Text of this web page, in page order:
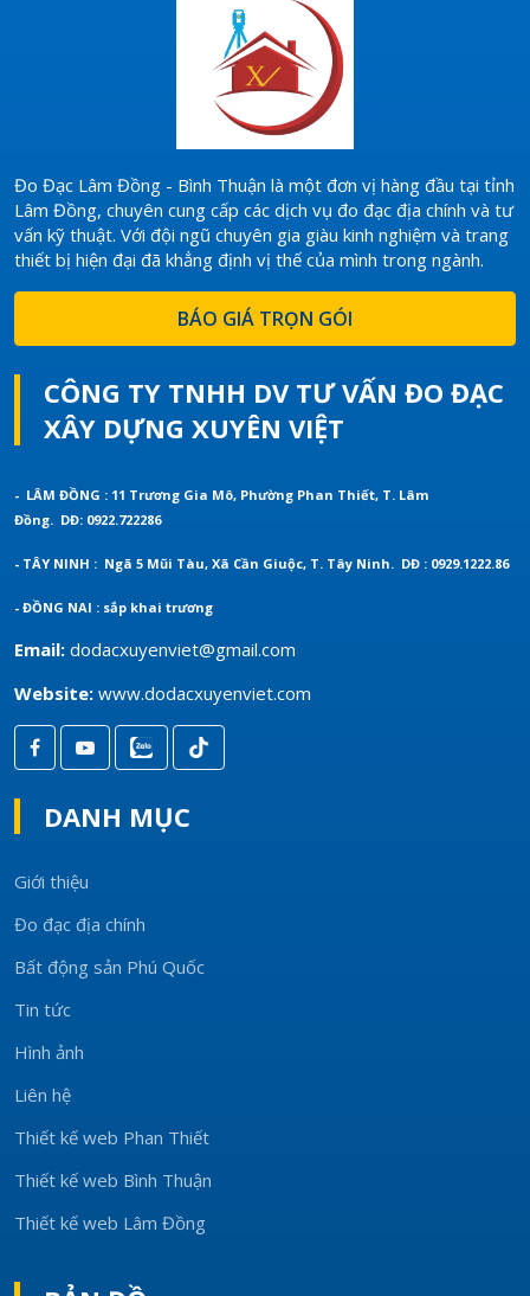
Đo Đạc Lâm Đồng - Bình Thuận là một đơn vị hàng đầu tại tỉnh
Lâm Đồng, chuyên cung cấp các dịch vụ đo đạc địa chính và tư
vấn kỹ thuật. Với đội ngũ chuyên gia giàu kinh nghiệm và trang
thiết bị hiện đại đã khẳng định vị thế của mình trong ngành.
BÁO GIÁ TRỌN GÓI
CÔNG TY TNHH DV TƯ VẤN ĐO ĐẠC
XÂY DỰNG XUYÊN VIỆT
- LÂM ĐỒNG : 11 Trương Gia Mô, Phường Phan Thiết, T. Lâm
Đồng. DĐ: 0922.722286
- TÂY NINH : Ngã 5 Mũi Tàu, Xã Cần Giuộc, T. Tây Ninh. DĐ : 0929.1222.86
- ĐỒNG NAI : sắp khai trương
Email: dodacxuyenviet@gmail.com
Website: www.dodacxuyenviet.com
DANH MỤC
Giới thiệu
Đo đạc địa chính
Bất động sản Phú Quốc
Tin tức
Hình ảnh
Liên hệ
Thiết kế web Phan Thiết
Thiết kế web Bình Thuận
Thiết kế web Lâm Đồng